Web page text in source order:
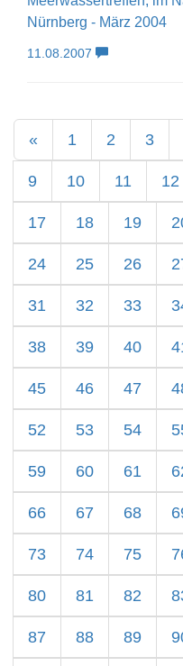
Nürnberg - März 2004
11.08.2007
« 1 2 3
9 10 11 12
17 18 19
24 25 26
31 32 33
38 39 40
45 46 47
52 53 54
59 60 61
66 67 68
73 74 75
80 81 82
87 88 89